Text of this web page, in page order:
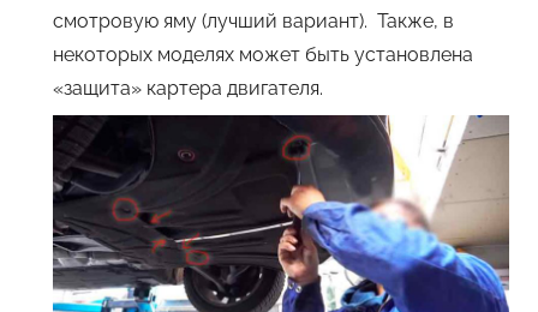
смотровую яму (лучший вариант). Также, в
некоторых моделях может быть установлена
«защита» картера двигателя.